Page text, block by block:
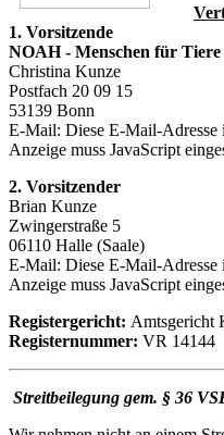
1. Vorsitzende
NOAH - Menschen für Tiere
Christina Kunze
Postfach 20 09 15
53139 Bonn
E-Mail: Diese E-Mail-Adresse
Anzeige muss JavaScript
2. Vorsitzender
Brian Kunze
Zwingerstraße 5
06110 Halle (Saale)
E-Mail: Diese E-Mail-Adresse
Anzeige muss JavaScript
Registergericht: Amtsgericht
Registernummer: VR 14144
Streitbeilegung gem. § 36